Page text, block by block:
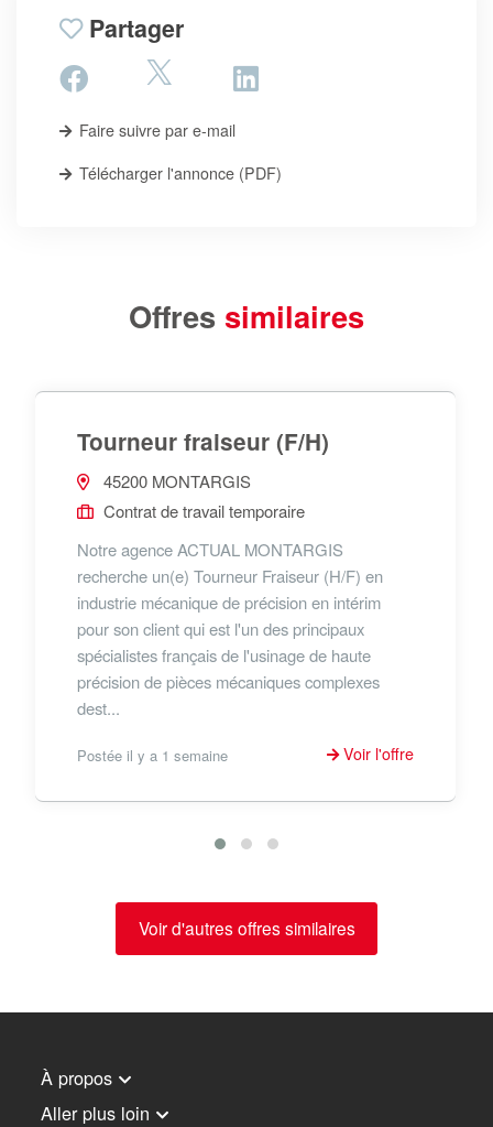
Partager
Faire suivre par e-mail
Télécharger l'annonce (PDF)
Offres similaires
Tourneur fraiseur (F/H)
45200 MONTARGIS
Contrat de travail temporaire
Notre agence ACTUAL MONTARGIS
recherche un(e) Tourneur Fraiseur (H/F) en
industrie mécanique de précision en intérim
pour son client qui est l'un des principaux
spécialistes français de l'usinage de haute
précision de pièces mécaniques complexes
dest...
Postée il y a 1 semaine Voir l'offre
Voir d'autres offres similaires
À propos
Aller plus loin